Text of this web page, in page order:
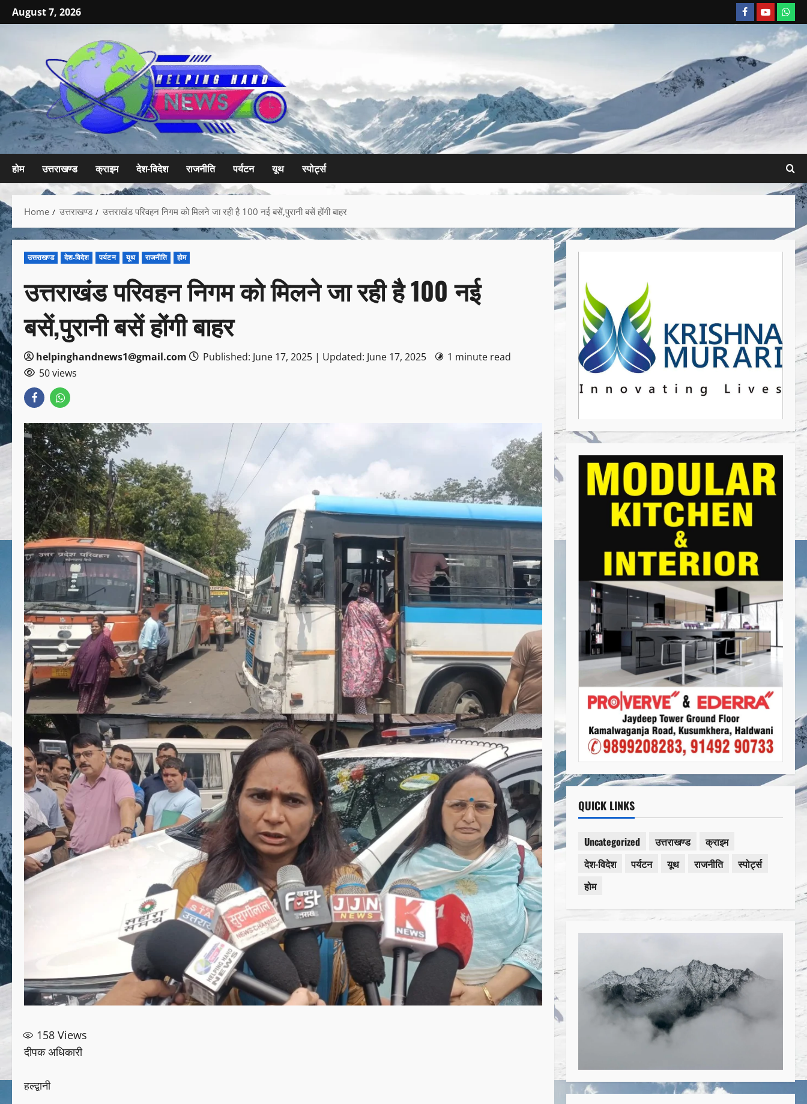
August 7, 2026
होम उत्तराखण्ड क्राइम देश-विदेश राजनीति पर्यटन यूथ स्पोर्ट्स
Home उत्तराखण्ड उत्तराखंड परिवहन निगम को मिलने जा रही है 100 नई बसें,पुरानी बसें होंगी बाहर
उत्तराखण्ड देश-विदेश पर्यटन यूथ राजनीति होम
उत्तराखंड परिवहन निगम को मिलने जा रही है 100 नई
बसें,पुरानी बसें होंगी बाहर
helpinghandnews1@gmail.com Published: June 17, 2025 | Updated: June 17, 2025
1 minute read
50 views
158 Views
दीपक अधिकारी
हल्द्वानी
QUICK LINKS
Uncategorized उत्तराखण्ड
क्राइम
देश-विदेश
पर्यटन यूथ राजनीति
स्पोर्ट्स
होम